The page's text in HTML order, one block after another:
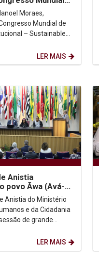
na
Moraes,
Mundial de
– Sustainable
LER MAIS
Anistia
povo Ãwa (Avá-
Araguaia) como
coletivo
Anistia do Ministério
e da Cidadania
de grande
LER MAIS